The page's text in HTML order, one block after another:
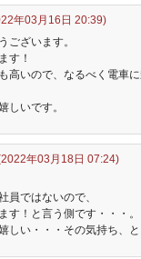
年03月16日 20:39)
ございます。
す！
高いので、なるべく電車
しいです。
年03月18日 07:24)
員ではないので、
す！と言う側です・・・。
しい・・・その気持ち、